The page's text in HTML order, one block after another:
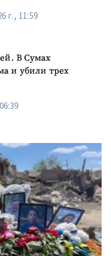
г., 11:59
В Сумах
и убили трех